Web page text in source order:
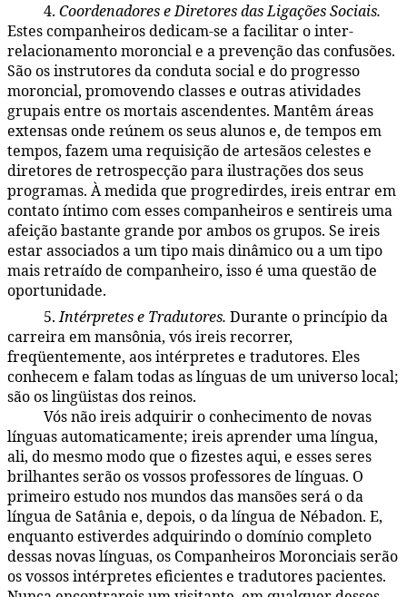
4. Coordenadores e Diretores das Ligações Sociais.
Estes companheiros dedicam-se a facilitar o inter-
relacionamento moroncial e a prevenção das confusões.
São os instrutores da conduta social e do progresso
moroncial, promovendo classes e outras atividades
grupais entre os mortais ascendentes. Mantêm áreas
extensas onde reúnem os seus alunos e, de tempos em
tempos, fazem uma requisição de artesãos celestes e
diretores de retrospecção para ilustrações dos seus
programas. À medida que progredirdes, ireis entrar em
contato íntimo com esses companheiros e sentireis uma
afeição bastante grande por ambos os grupos. Se ireis
estar associados a um tipo mais dinâmico ou a um tipo
mais retraído de companheiro, isso é uma questão de
oportunidade.
5.Intérpretes e Tradutores. Durante o princípio da
carreira em mansônia, vós ireis recorrer,
freqüentemente, aos intérpretes e tradutores. Eles
conhecem e falam todas as línguas de um universo local;
são os lingüistas dos reinos.
Vós não ireis adquirir o conhecimento de novas
línguas automaticamente; ireis aprender uma língua,
ali, do mesmo modo que o fizestes aqui, e esses seres
brilhantes serão os vossos professores de línguas. O
primeiro estudo nos mundos das mansões será o da
língua de Satânia e, depois, o da língua de Nébadon. E,
enquanto estiverdes adquirindo o domínio completo
dessas novas línguas, os Companheiros Moronciais serão
os vossos intérpretes eficientes e tradutores pacientes.